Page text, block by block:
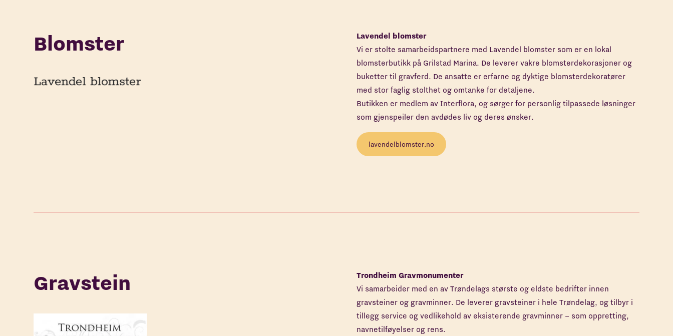
Blomster
Lavendel blomster
Vi er stolte samarbeidspartnere med Lavendel blomster som er en lokal
blomsterbutikk på Grilstad Marina. De leverer vakre blomsterdekorasjoner og
buketter til gravferd. De ansatte er erfarne og dyktige blomsterdekoratører
med stor faglig stolthet og omtanke for detaljene.
Butikken er medlem av Interflora, og sørger for personlig tilpassede løsninger
som gjenspeiler den avdødes liv og deres ønsker.
lavendelblomster.no
Gravstein
Trondheim Gravmonumenter
Vi samarbeider med en av Trøndelags største og eldste bedrifter innen
gravsteiner og gravminner. De leverer gravsteiner i hele Trøndelag, og tilbyr i
tillegg service og vedlikehold av eksisterende gravminner – som oppretting,
navnetilføyelser og rens.